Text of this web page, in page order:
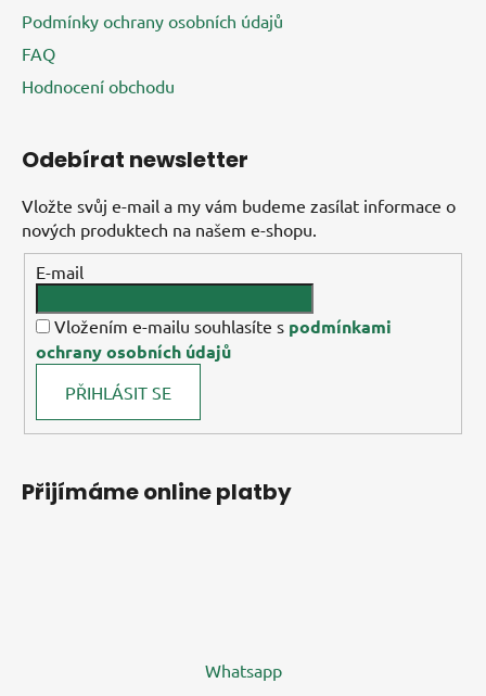
Podmínky ochrany osobních údajů
FAQ
Hodnocení obchodu
Odebírat newsletter
Vložte svůj e-mail a my vám budeme zasílat informace o
nových produktech na našem e-shopu.
E-mail
Vložením e-mailu souhlasíte s podmínkami
ochrany osobních údajů
PŘIHLÁSIT SE
Přijímáme online platby
Whatsapp